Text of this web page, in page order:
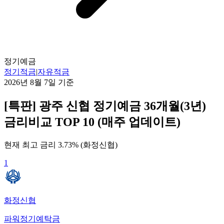
정기예금
정기적금|자유적금
2026년 8월 7일 기준
[특판] 광주 신협 정기예금 36개월(3년)
금리비교 TOP 10 (매주 업데이트)
현재 최고 금리 3.73% (화정신협)
1
화정신협
파워정기예탁금